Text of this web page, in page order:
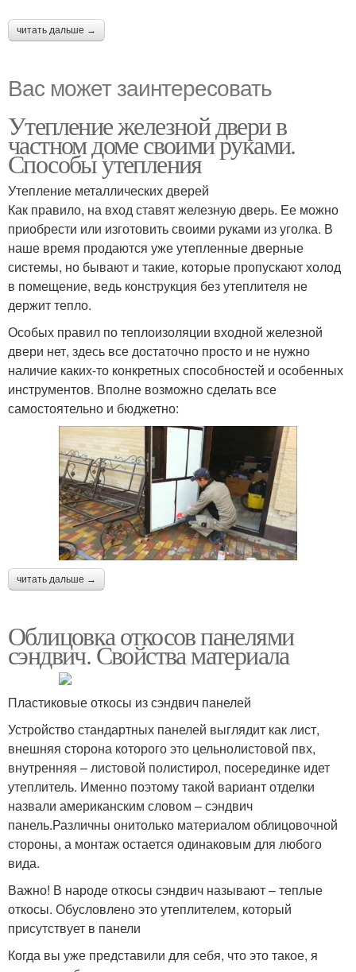
читать дальше →
Вас может заинтересовать
Утепление железной двери в
частном доме своими руками.
Способы утепления
Утепление металлических дверей
Как правило, на вход ставят железную дверь. Ее можно
приобрести или изготовить своими руками из уголка. В
наше время продаются уже утепленные дверные
системы, но бывают и такие, которые пропускают холод
в помещение, ведь конструкция без утеплителя не
держит тепло.
Особых правил по теплоизоляции входной железной
двери нет, здесь все достаточно просто и не нужно
наличие каких-то конкретных способностей и особенных
инструментов. Вполне возможно сделать все
самостоятельно и бюджетно:
читать дальше →
Облицовка откосов панелями
сэндвич. Свойства материала
Пластиковые откосы из сэндвич панелей
Устройство стандартных панелей выглядит как лист,
внешняя сторона которого это цельнолистовой пвх,
внутренняя – листовой полистирол, посерединке идет
утеплитель. Именно поэтому такой вариант отделки
назвали американским словом – сэндвич
панель.Различны онитолько материалом облицовочной
стороны, а монтаж остается одинаковым для любого
вида.
Важно! В народе откосы сэндвич называют – теплые
откосы. Обусловлено это утеплителем, который
присутствует в панели
Когда вы уже представили для себя, что это такое, я